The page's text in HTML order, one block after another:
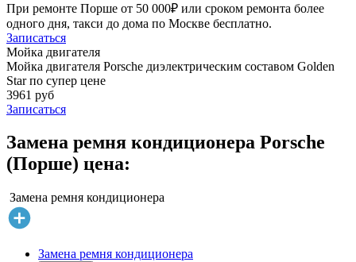
При ремонте Порше от 50 000₽ или сроком ремонта более
одного дня, такси до дома по Москве бесплатно.
Записаться
Мойка двигателя
Мойка двигателя Porsche диэлектрическим составом Golden
Star по супер цене
3961 руб
Записаться
Замена ремня кондиционера Porsche
(Порше) цена:
Замена ремня кондиционера
Замена ремня кондиционера